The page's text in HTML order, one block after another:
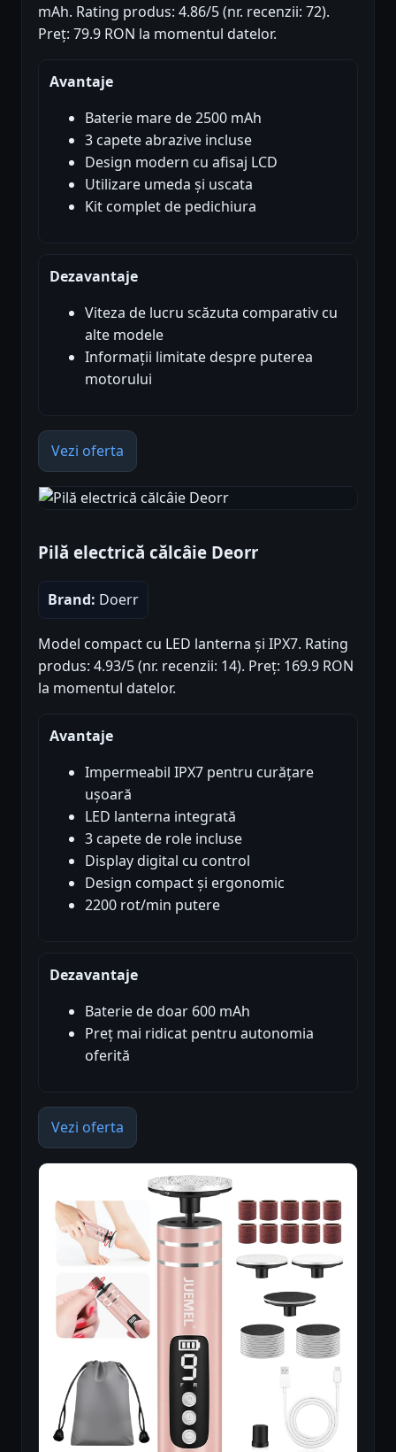
mAh. Rating produs: 4.86/5 (nr. recenzii: 72).
Preț: 79.9 RON la momentul datelor.
Avantaje
Baterie mare de 2500 mAh
3 capete abrazive incluse
Design modern cu afisaj LCD
Utilizare umeda și uscata
Kit complet de pedichiura
Dezavantaje
Viteza de lucru scăzuta comparativ cu
alte modele
Informații limitate despre puterea
motorului
Vezi oferta
Pilă electrică călcâie Deorr
Brand: Doerr
Model compact cu LED lanterna și IPX7. Rating
produs: 4.93/5 (nr. recenzii: 14). Preț: 169.9 RON
la momentul datelor.
Avantaje
Impermeabil IPX7 pentru curățare
ușoară
LED lanterna integrată
3 capete de role incluse
Display digital cu control
Design compact și ergonomic
2200 rot/min putere
Dezavantaje
Baterie de doar 600 mAh
Preț mai ridicat pentru autonomia
oferită
Vezi oferta